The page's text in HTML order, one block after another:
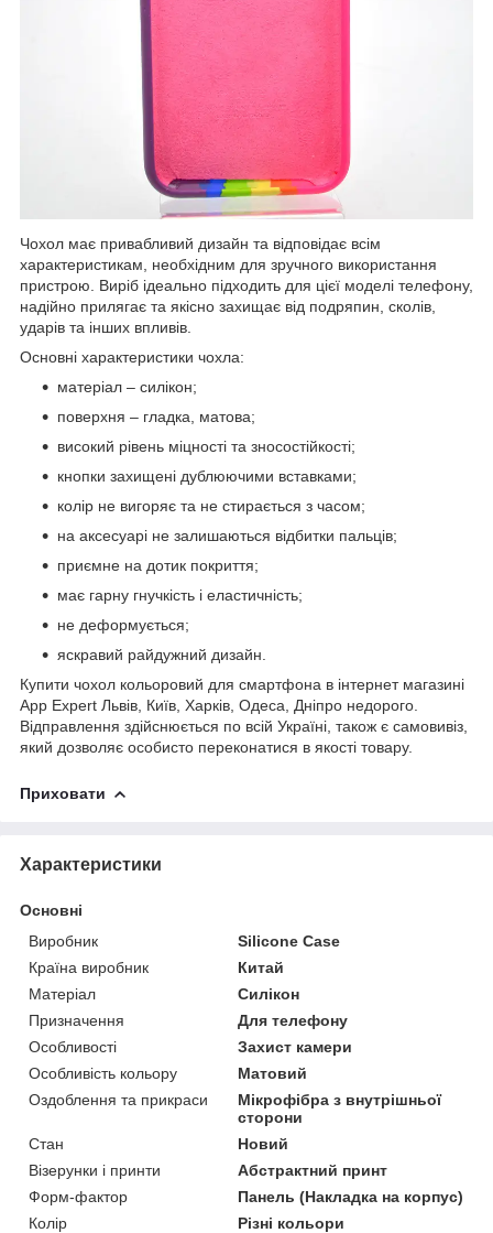
Чохол має привабливий дизайн та відповідає всім
характеристикам, необхідним для зручного використання
пристрою. Виріб ідеально підходить для цієї моделі телефону,
надійно прилягає та якісно захищає від подряпин, сколів,
ударів та інших впливів.
Основні характеристики чохла:
матеріал – силікон;
поверхня – гладка, матова;
високий рівень міцності та зносостійкості;
кнопки захищені дублюючими вставками;
колір не вигоряє та не стирається з часом;
на аксесуарі не залишаються відбитки пальців;
приємне на дотик покриття;
має гарну гнучкість і еластичність;
не деформується;
яскравий райдужний дизайн.
Купити чохол кольоровий для смартфона в інтернет магазині
App Expert Львів, Київ, Харків, Одеса, Дніпро недорого.
Відправлення здійснюється по всій Україні, також є самовивіз,
який дозволяє особисто переконатися в якості товару.
Приховати
Характеристики
Основні
Виробник
Silicone Case
Країна виробник
Китай
Матеріал
Силікон
Призначення
Для телефону
Особливості
Захист камери
Особливість кольору
Матовий
Оздоблення та прикраси
Мікрофібра з внутрішньої
сторони
Стан
Новий
Візерунки і принти
Абстрактний принт
Форм-фактор
Панель (Накладка на корпус)
Колір
Різні кольори